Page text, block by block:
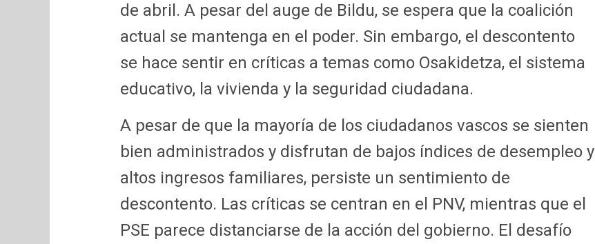
de abril. A pesar del auge de Bildu, se espera que la coalición
actual se mantenga en el poder. Sin embargo, el descontento
se hace sentir en críticas a temas como Osakidetza, el sistema
educativo, la vivienda y la seguridad ciudadana.
A pesar de que la mayoría de los ciudadanos vascos se sienten
bien administrados y disfrutan de bajos índices de desempleo y
altos ingresos familiares, persiste un sentimiento de
descontento. Las críticas se centran en el PNV, mientras que el
PSE parece distanciarse de la acción del gobierno. El desafío